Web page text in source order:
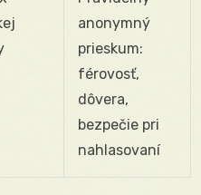
anonymný
prieskum:
férovosť,
dôvera,
bezpečie pri
nahlasovaní